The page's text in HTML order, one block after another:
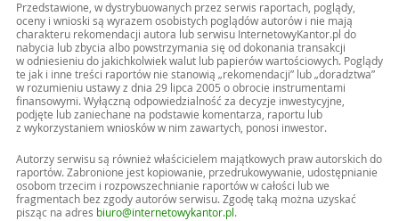
Przedstawione, w dystrybuowanych przez serwis raportach, poglądy,
oceny i wnioski są wyrazem osobistych poglądów autorów i nie mają
charakteru rekomendacji autora lub serwisu InternetowyKantor.pl do
nabycia lub zbycia albo powstrzymania się od dokonania transakcji
w odniesieniu do jakichkolwiek walut lub papierów wartościowych. Poglądy
te jak i inne treści raportów nie stanowią „rekomendacji” lub „doradztwa”
w rozumieniu ustawy z dnia 29 lipca 2005 o obrocie instrumentami
finansowymi. Wyłączną odpowiedzialność za decyzje inwestycyjne,
podjęte lub zaniechane na podstawie komentarza, raportu lub
z wykorzystaniem wniosków w nim zawartych, ponosi inwestor.
Autorzy serwisu są również właścicielem majątkowych praw autorskich do
raportów. Zabronione jest kopiowanie, przedrukowywanie, udostępnianie
osobom trzecim i rozpowszechnianie raportów w całości lub we
fragmentach bez zgody autorów serwisu. Zgodę taką można uzyskać
pisząc na adres biuro@internetowykantor.pl .